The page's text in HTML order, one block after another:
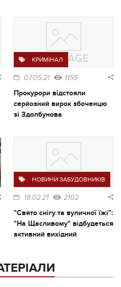
КРИМІНАЛ
07.05.21 1155
Прокурори відстояли
серйозний вирок збоченцю
зі Здолбунова
НОВИНИ ЗАБУДОВНИКІВ
18.02.21 2102
"Свято снігу та вуличної їжі":
"На Щасливому" відбудеться
активний вихідний